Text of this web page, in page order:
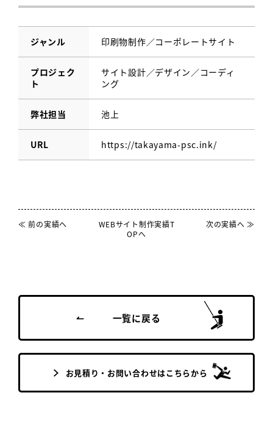
ジャンル 印刷物制作／コーポレートサイト
プロジェク
ト
サイト設計／デザイン／コーディ
ング
弊社担当 池上
URL https://takayama-psc.ink/
≪ 前の実績へ
WEBサイト制作実績T
OPへ
次の実績へ ≫
一覧に戻る
お見積り・お問い合わせはこちらから